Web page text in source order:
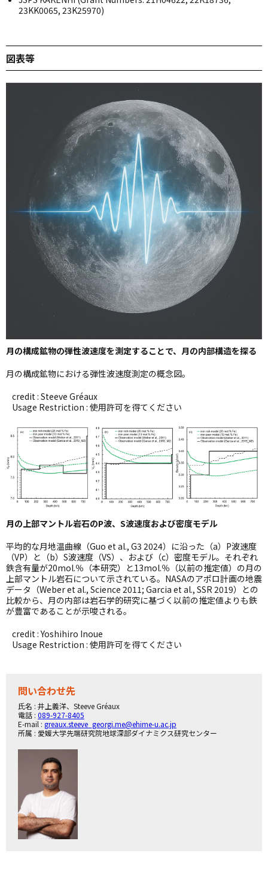
23KK0065, 23K25970)
図表等
月の構成鉱物の弾性波速度を測定することで、月の内部構造を探る
月の構成鉱物における弾性波速度測定の概念図。
credit : Steeve Gréaux
Usage Restriction : 使用許可を得てください
月の上部マントル岩石のP波、S波速度および密度モデル
平均的な月地温曲線（Guo et al., G3 2024）に沿った（a）P波速度
（VP）と（b）S波速度（VS）、および（c）密度モデル。それぞれ
鉄含有量が20mol.％（本研究）と13mol.％（以前の推定値）の月の
上部マントル岩石について示されている。NASAのアポロ計画の地震
データ（Weber et al., Science 2011; Garcia et al., SSR 2019）との
比較から、月の内部は岩石学的研究に基づく以前の推定値よりも鉄
が豊富であることが示唆される。
credit : Yoshihiro Inoue
Usage Restriction : 使用許可を得てください
問い合わせ先
氏名 : 井上義洋、Steeve Gréaux
電話 : 089-927-8405
E-mail : greaux.steeve_georgi.me@ehime-u.ac.jp
所属 : 愛媛大学先端研究院地球深部ダイナミクス研究センター